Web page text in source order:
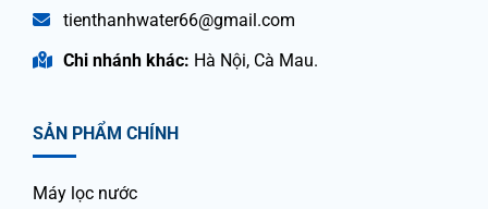
tienthanhwater66@gmail.com
Chi nhánh khác: Hà Nội, Cà Mau.
SẢN PHẨM CHÍNH
Máy lọc nước